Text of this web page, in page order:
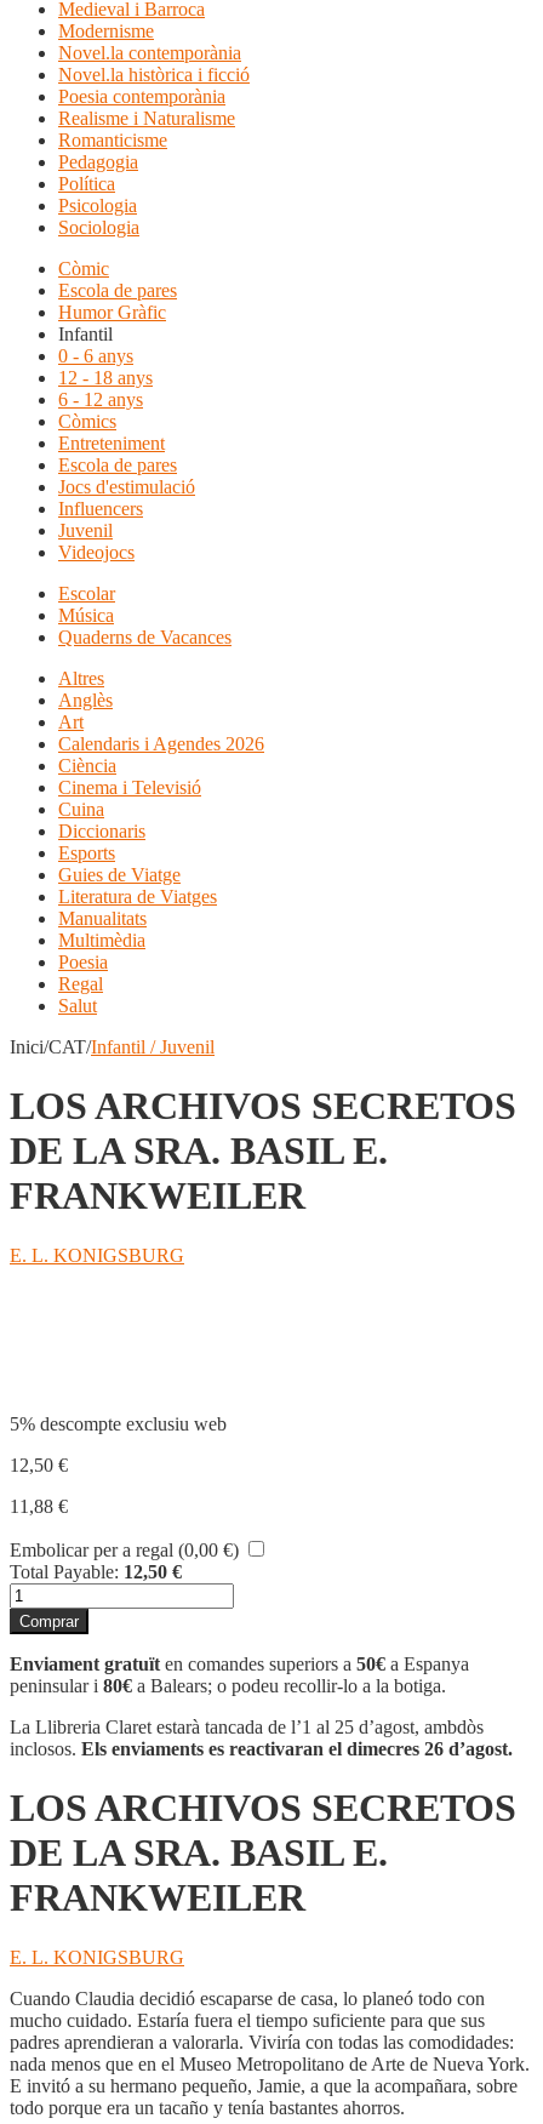
Medieval i Barroca
Modernisme
Novel.la contemporània
Novel.la històrica i ficció
Poesia contemporània
Realisme i Naturalisme
Romanticisme
Pedagogia
Política
Psicologia
Sociologia
Còmic
Escola de pares
Humor Gràfic
Infantil
0 - 6 anys
12 - 18 anys
6 - 12 anys
Còmics
Entreteniment
Escola de pares
Jocs d'estimulació
Influencers
Juvenil
Videojocs
Escolar
Música
Quaderns de Vacances
Altres
Anglès
Art
Calendaris i Agendes 2026
Ciència
Cinema i Televisió
Cuina
Diccionaris
Esports
Guies de Viatge
Literatura de Viatges
Manualitats
Multimèdia
Poesia
Regal
Salut
Inici/CAT/Infantil / Juvenil
LOS ARCHIVOS SECRETOS
DE LA SRA. BASIL E.
FRANKWEILER
E. L. KONIGSBURG
5% descompte exclusiu web
12,50 €
11,88 €
Embolicar per a regal (0,00 €)
Total Payable: 12,50 €
quantitat
de
LOS
ARCHIVOS
SECRETOS
DE
LA
SRA.
FRANKWEILER
Comprar
Enviament gratuït en comandes superiors a 50€ a Espanya
peninsular i 80€ a Balears; o podeu recollir-lo a la botiga.
La Llibreria Claret estarà tancada de l’1 al 25 d’agost, ambdòs
inclosos. Els enviaments es reactivaran el dimecres 26 d’agost.
LOS ARCHIVOS SECRETOS
DE LA SRA. BASIL E.
FRANKWEILER
E. L. KONIGSBURG
Cuando Claudia decidió escaparse de casa, lo planeó todo con
mucho cuidado. Estaría fuera el tiempo suficiente para que sus
padres aprendieran a valorarla. Viviría con todas las comodidades:
nada menos que en el Museo Metropolitano de Arte de Nueva York.
E invitó a su hermano pequeño, Jamie, a que la acompañara, sobre
todo porque era un tacaño y tenía bastantes ahorros.